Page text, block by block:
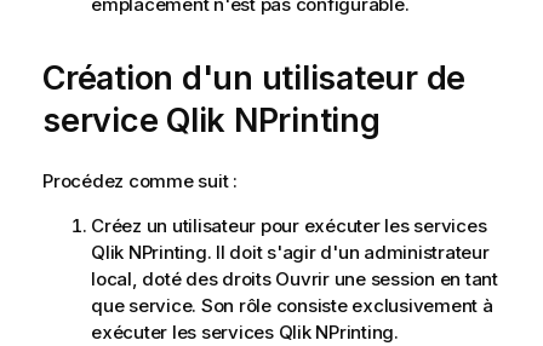
Création d'un utilisateur de
service Qlik NPrinting
Procédez comme suit :
Créez un utilisateur pour exécuter les services
Qlik NPrinting. Il doit s'agir d'un administrateur
local, doté des droits Ouvrir une session en tant
que service. Son rôle consiste exclusivement à
exécuter les services Qlik NPrinting.